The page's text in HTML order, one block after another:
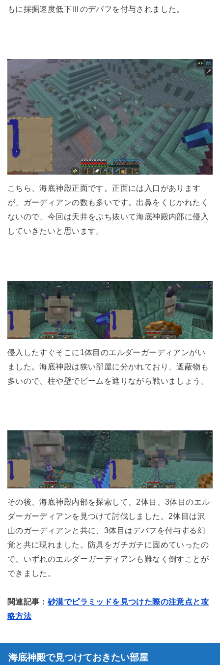
もに採掘速度低下Ⅲのデバフを付与されました。
こちら、海底神殿正面です。正面には入口があります
が、ガーディアンの数も多いです。出鼻をくじかれたく
ないので、今回は天井をぶち抜いて海底神殿内部に侵入
していきたいと思います。
侵入したすぐそこに1体目のエルダーガーディアンがい
ました。海底神殿は狭い部屋に分かれており、遮蔽物も
多いので、柱や壁でビームを遮りながら戦いましょう。
その後、海底神殿内部を探索して、2体目、3体目のエル
ダーガーディアンを見つけて討伐しました。2体目は沢
山のガーディアンと共に、3体目はデバフを付与する幻
覚と共に現れました。防具をガチガチに固めていったの
で、いずれのエルダーガーディアンも難なく倒すことが
できました。
関連記事： 砂漠でピラミッドを見つけた際の注意点と攻
略方法
海底神殿で見つけておきたい部屋